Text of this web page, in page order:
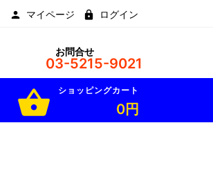
マイページ ログイン
お問合せ
03-5215-9021
shopping_basket ショッピングカート
0円